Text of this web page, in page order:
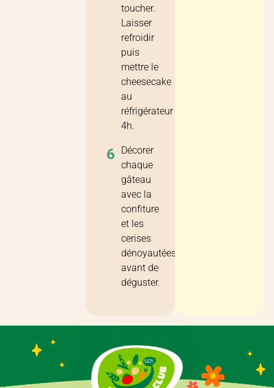
toucher.
Laisser
refroidir
puis
mettre le
cheesecake
au
réfrigérateur
4h.
6
Décorer
chaque
gâteau
avec la
confiture
et les
cerises
dénoyautées
avant de
déguster.